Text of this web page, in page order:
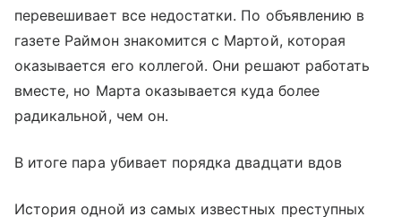
перевешивает все недостатки. По объявлению в
газете Раймон знакомится с Мартой, которая
оказывается его коллегой. Они решают работать
вместе, но Марта оказывается куда более
радикальной, чем он.
В итоге пара убивает порядка двадцати вдов
История одной из самых известных преступных